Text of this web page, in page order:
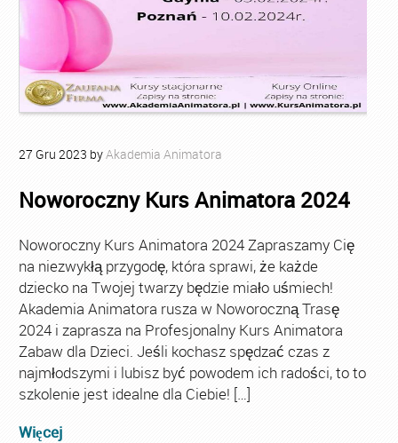
27 Gru 2023 byAkademia Animatora
Noworoczny Kurs Animatora 2024
Noworoczny Kurs Animatora 2024 Zapraszamy Cię
na niezwykłą przygodę, która sprawi, że każde
dziecko na Twojej twarzy będzie miało uśmiech!
Akademia Animatora rusza w Noworoczną Trasę
2024 i zaprasza na Profesjonalny Kurs Animatora
Zabaw dla Dzieci. Jeśli kochasz spędzać czas z
najmłodszymi i lubisz być powodem ich radości, to to
szkolenie jest idealne dla Ciebie! […]
Więcej